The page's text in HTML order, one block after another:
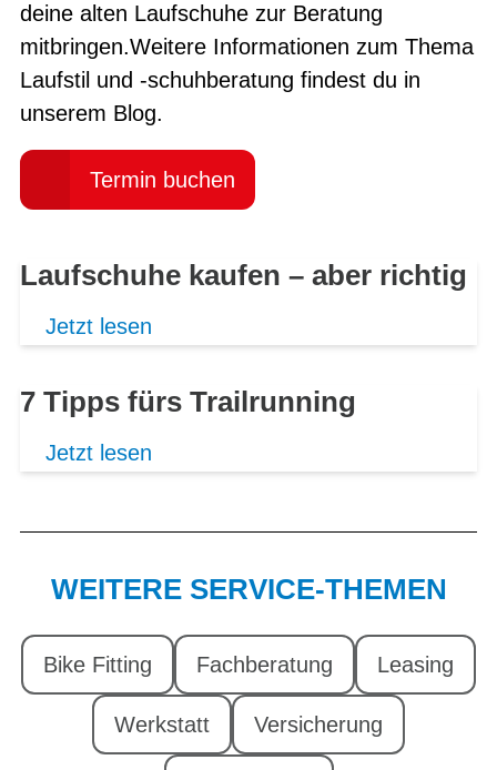
deine alten Laufschuhe zur Beratung
mitbringen.Weitere Informationen zum Thema
Laufstil und -schuhberatung findest du in
unserem Blog.
Termin buchen
Laufschuhe kaufen – aber richtig
Jetzt lesen
7 Tipps fürs Trailrunning
Jetzt lesen
WEITERE SERVICE-THEMEN
Bike Fitting Fachberatung Leasing
Werkstatt Versicherung